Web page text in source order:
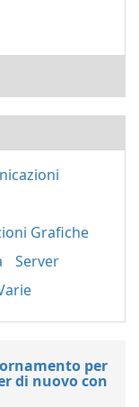
Grafiche
Server
per
di nuovo con